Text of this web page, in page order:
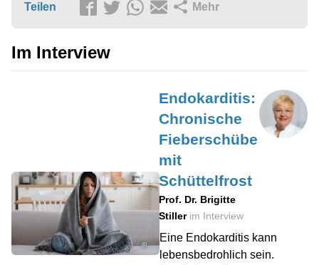
Teilen Mehr
Im Interview
©
Endokarditis:
Chronische
Fieberschübe
mit
Schüttelfrost
Prof. Dr. Brigitte
Stillerim Interview
Eine Endokarditis kann
lebensbedrohlich sein.